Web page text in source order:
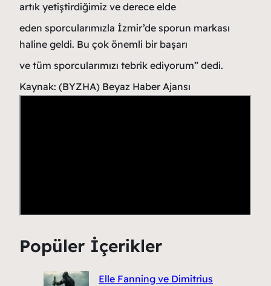
artık yetiştirdiğimiz ve derece elde
eden sporcularımızla İzmir’de sporun markası
haline geldi. Bu çok önemli bir başarı
ve tüm sporcularımızı tebrik ediyorum” dedi.
Kaynak: (BYZHA) Beyaz Haber Ajansı
Popüler İçerikler
Elle Fanning ve Dimitrius